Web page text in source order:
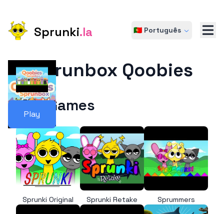
Sprunki.la 🇵🇹 Português
Play
Sprunbox Qoobies
More Games
Sprunki Original Sprunki Retake Sprummers